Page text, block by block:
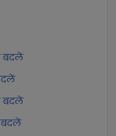
बदलें
बदलें
बदलें